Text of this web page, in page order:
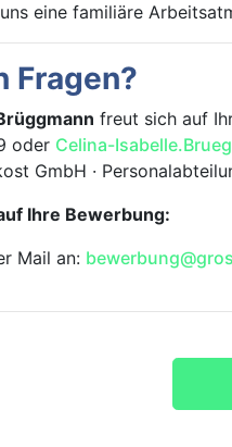
eine familiäre
Fragen?
freut sich auf
oder Celina-
GmbH ·
Ihre Bewerbung:
Mail an: